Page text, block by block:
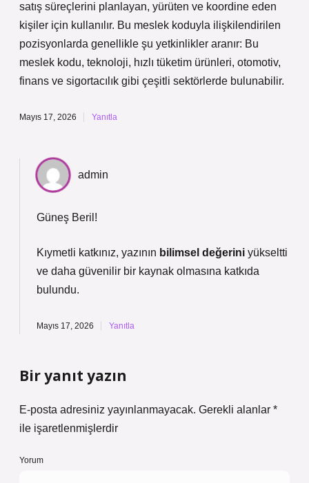
satış süreçlerini planlayan, yürüten ve koordine eden
kişiler için kullanılır. Bu meslek koduyla ilişkilendirilen
pozisyonlarda genellikle şu yetkinlikler aranır: Bu
meslek kodu, teknoloji, hızlı tüketim ürünleri, otomotiv,
finans ve sigortacılık gibi çeşitli sektörlerde bulunabilir.
Mayıs 17, 2026 Yanıtla
admin
Güneş Beril!
Kıymetli katkınız, yazının bilimsel değerini yükseltti
ve daha güvenilir bir kaynak olmasına katkıda
bulundu.
Mayıs 17, 2026 Yanıtla
Bir yanıt yazın
E-posta adresiniz yayınlanmayacak. Gerekli alanlar *
ile işaretlenmişlerdir
Yorum